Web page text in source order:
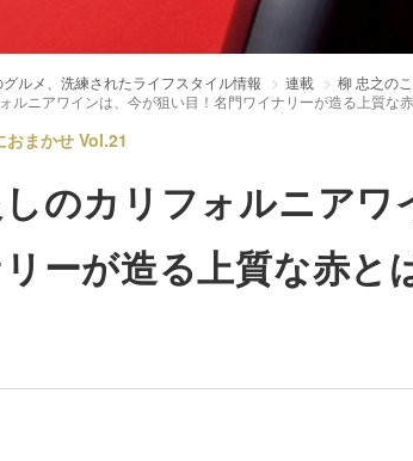
ルメ、洗練されたライフスタイル情報 連載
柳 忠之の
ルニアワインは、今が狙い目！名門ワイナリーが造る上質な
まかせ Vol.21
のカリフォルニアワ
ーが造る上質な赤と